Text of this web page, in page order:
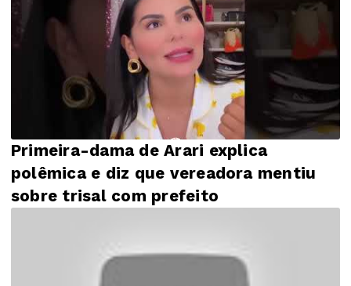
Primeira-dama de Arari explica
polêmica e diz que vereadora mentiu
sobre trisal com prefeito